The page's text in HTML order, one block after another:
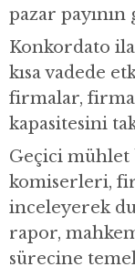
pazar
Konkordato
kısa vadede
firmalar,
kapasitesini
Geçici mühlet
komiserleri,
inceleyerek
rapor,
sürecine